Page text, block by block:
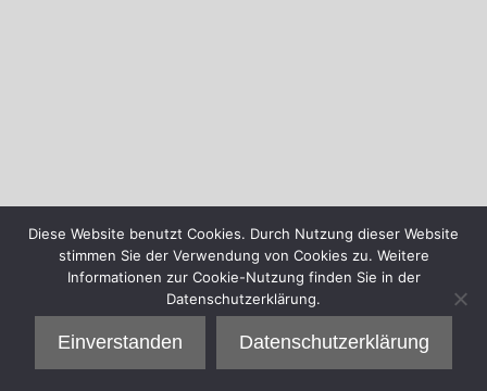
Diese Website benutzt Cookies. Durch Nutzung dieser Website
stimmen Sie der Verwendung von Cookies zu. Weitere
Informationen zur Cookie-Nutzung finden Sie in der
Datenschutzerklärung.
Einverstanden Datenschutzerklärung